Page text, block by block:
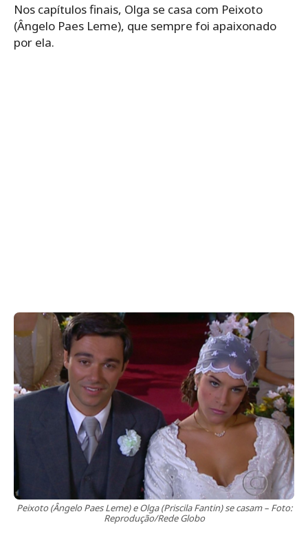
Nos capítulos finais, Olga se casa com Peixoto
(Ângelo Paes Leme), que sempre foi apaixonado
por ela.
Peixoto (Ângelo Paes Leme) e Olga (Priscila Fantin) se casam – Foto:
Reprodução/Rede Globo